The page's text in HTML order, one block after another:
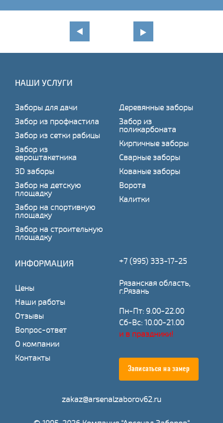
НАШИ УСЛУГИ
Заборы для дачи
Забор из профнастила
Забор из сетки рабицы
Забор из
евроштакетника
3D заборы
Забор на детскую
площадку
Забор на спортивную
площадку
Забор на строительную
площадку
Деревянные заборы
Забор из
поликарбоната
Кирпичные заборы
Сварные заборы
Кованые заборы
Ворота
Калитки
ИНФОРМАЦИЯ
Цены
Наши работы
Отзывы
Вопрос-ответ
О компании
Контакты
+7 (995) 333-17-25
Рязанская область,
г.Рязань
Пн-Пт: 9.00-22.00
Сб-Вс: 10.00-21.00
и в праздники!
Записаться на замер
zakaz@arsenalzaborov62.ru